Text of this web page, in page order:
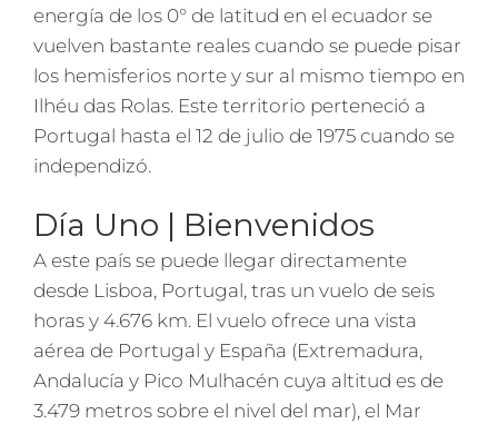
energía de los 0° de latitud en el ecuador se
vuelven bastante reales cuando se puede pisar
los hemisferios norte y sur al mismo tiempo en
Ilhéu das Rolas. Este territorio perteneció a
Portugal hasta el 12 de julio de 1975 cuando se
independizó.
Día Uno | Bienvenidos
A este país se puede llegar directamente
desde Lisboa, Portugal, tras un vuelo de seis
horas y 4.676 km. El vuelo ofrece una vista
aérea de Portugal y España (Extremadura,
Andalucía y Pico Mulhacén cuya altitud es de
3.479 metros sobre el nivel del mar), el Mar